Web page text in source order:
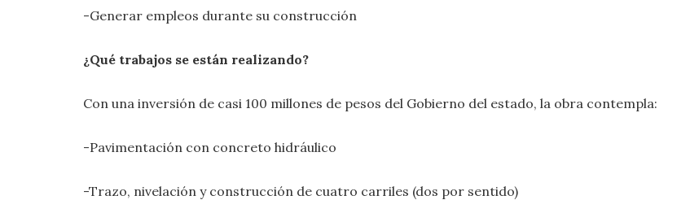
-Generar empleos durante su construcción
¿Qué trabajos se están realizando?
Con una inversión de casi 100 millones de pesos del Gobierno del estado, la obra contempla:
-Pavimentación con concreto hidráulico
-Trazo, nivelación y construcción de cuatro carriles (dos por sentido)